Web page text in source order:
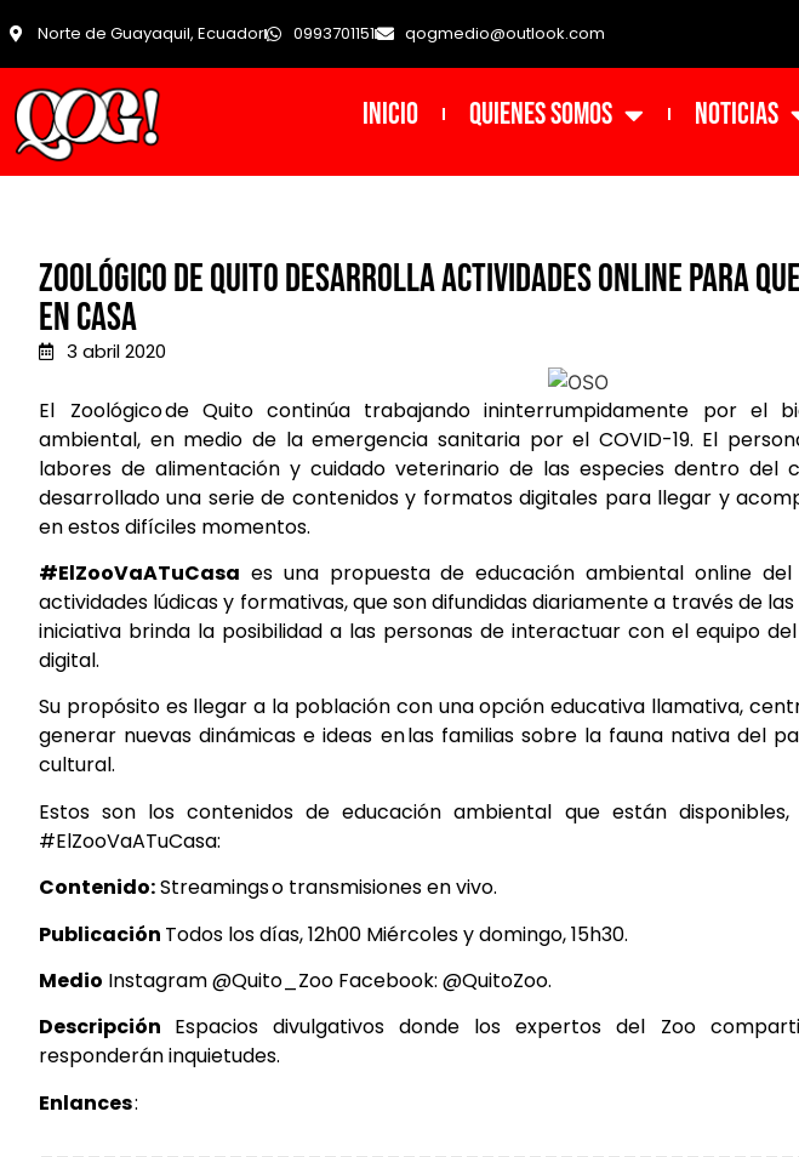
Norte de Guayaquil, Ecuador 0993701151 qogmedio@outlook.com
INICIO Quienes Somos NOTICIAS
ZOOLÓGICO DE QUITO DESARROLLA ACTIVIDADES ONLINE PARA
EN CASA
3 abril 2020
El Zoológico de Quito continúa trabajandoininterrumpidamente por el
ambiental, en medio de laemergencia sanitaria por el COVID-19. El
labores de alimentación y cuidado veterinario de las especies dentro del
desarrollado una serie de contenidos y formatos digitales para llegar y
en estos difíciles momentos.
#ElZooVaATuCasa es una propuesta de educación ambiental online
actividades lúdicas y formativas, que son difundidas diariamente a través de
iniciativa brinda la posibilidad a las personas de interactuar con el equipo
digital.
Su propósito es llegar a la población con una opción educativa llamativa,
generar nuevas dinámicas e ideas en las familias sobre la fauna nativa del
cultural.
Estos son los contenidos de educación ambiental que están
#ElZooVaATuCasa:
Contenido:Streamings o transmisionesen vivo.
Publicación Todos losdías, 12h00 Miércoles ydomingo,15h30.
Medio Instagram@Quito_Zoo Facebook: @QuitoZoo.
Descripción Espacios divulgativos donde losexpertos del Zoo
responderáninquietudes.
Enlances: